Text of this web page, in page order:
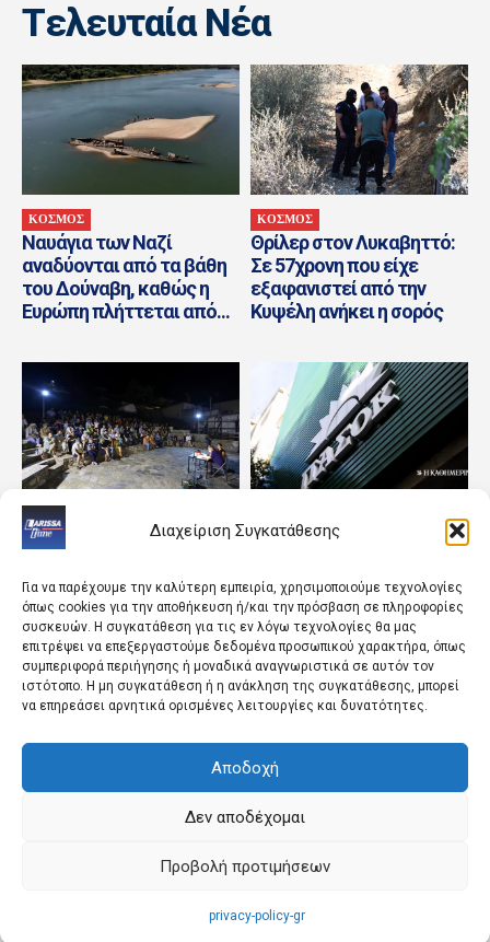
Διαχείριση Συγκατάθεσης
Για να παρέχουμε την καλύτερη εμπειρία, χρησιμοποιούμε τεχνολογίες
όπως cookies για την αποθήκευση ή/και την πρόσβαση σε πληροφορίες
συσκευών. Η συγκατάθεση για τις εν λόγω τεχνολογίες θα μας
επιτρέψει να επεξεργαστούμε δεδομένα προσωπικού χαρακτήρα, όπως
συμπεριφορά περιήγησης ή μοναδικά αναγνωριστικά σε αυτόν τον
ιστότοπο. Η μη συγκατάθεση ή η ανάκληση της συγκατάθεσης, μπορεί
να επηρεάσει αρνητικά ορισμένες λειτουργίες και δυνατότητες.
Αποδοχή
Δεν αποδέχομαι
Προβολή προτιμήσεων
privacy-policy-gr
Tελευταία Nέα
ΚΟΣΜΟΣ
Ναυάγια των Ναζί
αναδύονται από τα βάθη
του Δούναβη, καθώς η
Ευρώπη πλήττεται από...
ΚΟΣΜΟΣ
Θρίλερ στον Λυκαβηττό:
Σε 57χρονη που είχε
εξαφανιστεί από την
Κυψέλη ανήκει η σορός
ΘΕΣΣΑΛΙΑ
Με τη στήριξη της
πολιτιστικές δράσεις
Υπόγειες διεργασίες στο
θέσης
ΛΑΡΙΣΑ
Επεκτείνεται η εναέρια
LIFESTYLE
Η Realnews αυτής της